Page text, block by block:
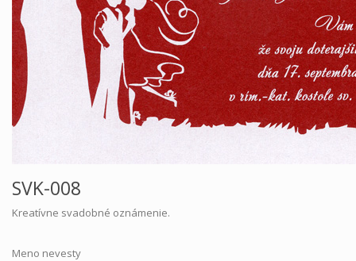
SVK-008
Kreatívne svadobné oznámenie.
Meno nevesty